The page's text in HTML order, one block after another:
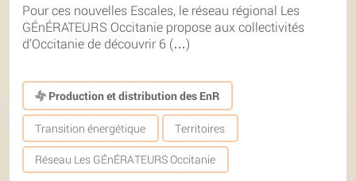
Pour ces nouvelles Escales, le réseau régional Les
GÉnÉRATEURS Occitanie propose aux collectivités
d’Occitanie de découvrir 6 (…)
Production et distribution des EnR
Transition énergétique Territoires
Réseau Les GÉnÉRATEURS Occitanie